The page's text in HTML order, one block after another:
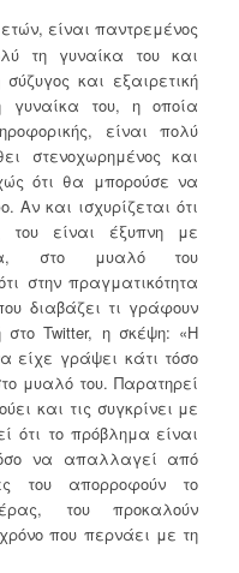
είναι παντρεμένος
τη γυναίκα του και
και εξαιρετική
γυναίκα του, η οποία
είναι πολύ
στενοχωρημένος και
ότι θα μπορούσε να
Αν και ισχυρίζεται ότι
του είναι έξυπνη με
στο μυαλό του
στην πραγματικότητα
διαβάζει τι γράφουν
στο Twitter, η σκέψη: «Η
είχε γράψει κάτι τόσο
μυαλό του. Παρατηρεί
και τις συγκρίνει με
ότι το πρόβλημα είναι
να απαλλαγεί από
του απορροφούν το
του προκαλούν
που περνάει με τη